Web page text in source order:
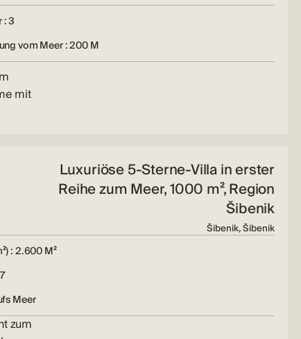
: 3
vom Meer : 200 M
mit
Luxuriöse 5-Sterne-Villa in erster
Reihe zum Meer, 1000 m², Region
Šibenik
Šibenik, Šibenik
: 2.600 M²
Meer
zum